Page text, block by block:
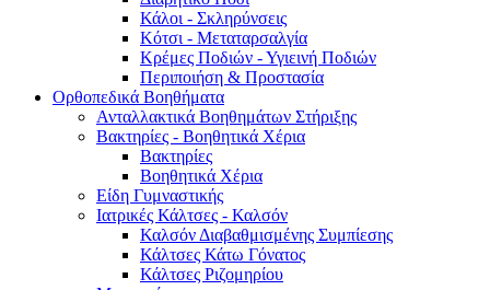
Κάλοι - Σκληρύνσεις
Κότσι - Μεταταρσαλγία
Κρέμες Ποδιών - Υγιεινή Ποδιών
Περιποιήση & Προστασία
Ορθοπεδικά Βοηθήματα
Ανταλλακτικά Βοηθημάτων Στήριξης
Βακτηρίες - Βοηθητικά Χέρια
Βακτηρίες
Βοηθητικά Χέρια
Είδη Γυμναστικής
Ιατρικές Κάλτσες - Καλσόν
Καλσόν Διαβαθμισμένης Συμπίεσης
Κάλτσες Κάτω Γόνατος
Κάλτσες Ριζομηρίου